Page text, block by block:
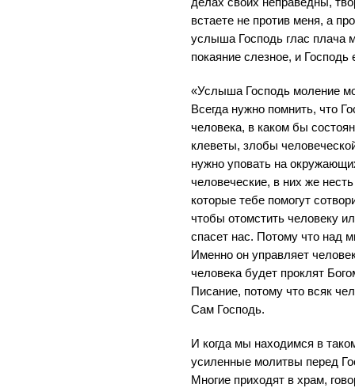
встаете не против меня, а
услыша Господь глас плача
покаяние слезное, и
«Услыша Господь моление
Всегда нужно помнить, что
человека, в каком бы
клеветы, злобы
нужно уповать на
человеческие, в них же
которые тебе помогут
чтобы отомстить человеку
спасет нас. Потому что над
Именно он управляет
человека будет проклят
Писание, потому что всяк
Сам Господь.
И когда мы находимся в
усиленные молитвы перед
Многие приходят в храм,